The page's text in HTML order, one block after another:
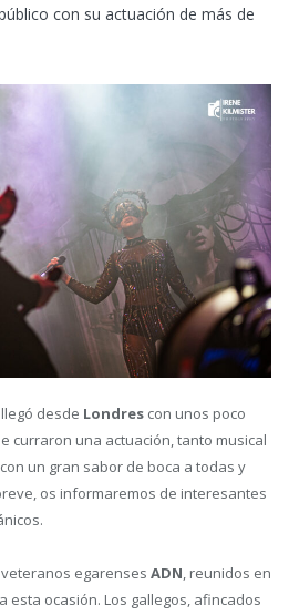
con su actuación de más de
desde Londres con unos poco
curraron una actuación, tanto musical
un gran sabor de boca a todas y
os informaremos de interesantes
egarenses ADN, reunidos en
esta ocasión. Los gallegos, afincados